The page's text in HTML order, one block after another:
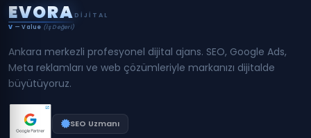
EVORA DIJITAL
V — Value (İş Değeri)
Ankara merkezli profesyonel dijital ajans. SEO, Google Ads,
Meta reklamları ve web çözümleriyle markanızı dijitalde
büyütüyoruz.
SEO Uzmanı